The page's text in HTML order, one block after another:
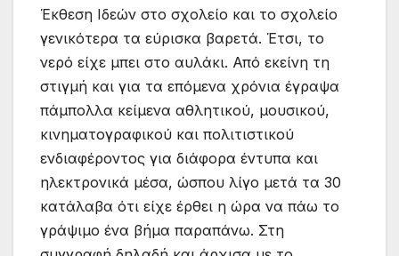
Έκθεση Ιδεών στο σχολείο και το σχολείο
γενικότερα τα εύρισκα βαρετά. Έτσι, το
νερό είχε μπει στο αυλάκι. Από εκείνη τη
στιγμή και για τα επόμενα χρόνια έγραψα
πάμπολλα κείμενα αθλητικού, μουσικού,
κινηματογραφικού και πολιτιστικού
ενδιαφέροντος για διάφορα έντυπα και
ηλεκτρονικά μέσα, ώσπου λίγο μετά τα 30
κατάλαβα ότι είχε έρθει η ώρα να πάω το
γράψιμο ένα βήμα παραπάνω. Στη